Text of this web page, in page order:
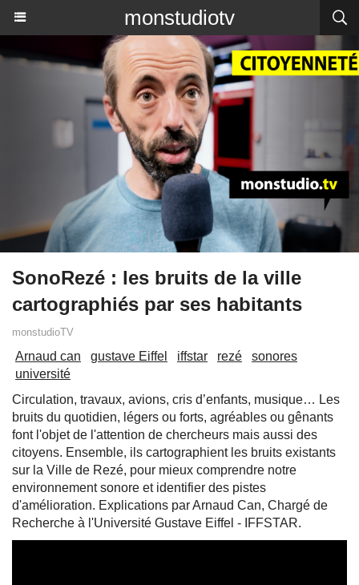
monstudiotv
SonoRezé : les bruits de la ville
cartographiés par ses habitants
monstudioTV
Arnaud can gustave Eiffel iffstar rezé
sonores
université
Circulation, travaux, avions, cris d’enfants, musique… Les
bruits du quotidien, légers ou forts, agréables ou gênants
font l'objet de l'attention de chercheurs mais aussi des
citoyens. Ensemble, ils cartographient les bruits existants
sur la Ville de Rezé, pour mieux comprendre notre
environnement sonore et identifier des pistes
d'amélioration. Explications par Arnaud Can, Chargé de
Recherche à l'Université Gustave Eiffel - IFFSTAR.